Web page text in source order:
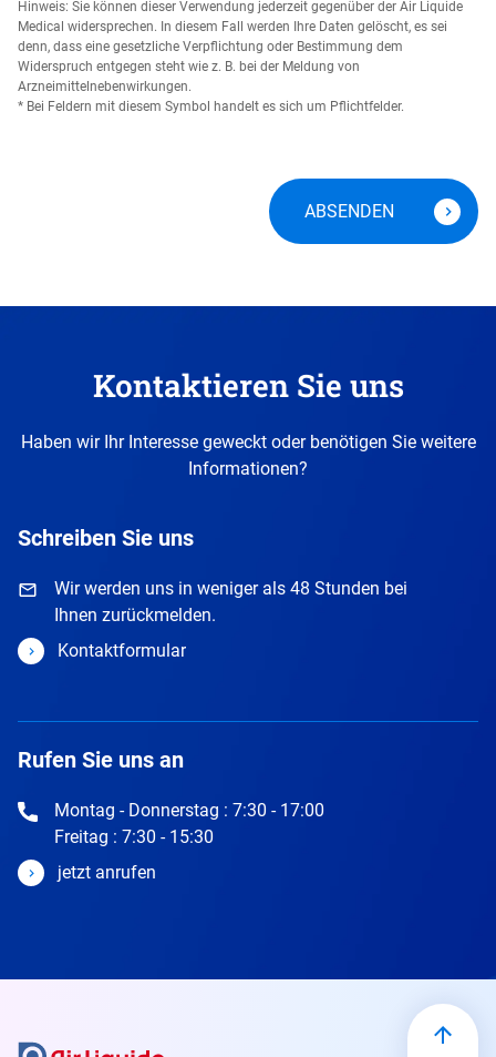
Hinweis: Sie können dieser Verwendung jederzeit gegenüber der Air Liquide
Medical widersprechen. In diesem Fall werden Ihre Daten gelöscht, es sei
denn, dass eine gesetzliche Verpflichtung oder Bestimmung dem
Widerspruch entgegen steht wie z. B. bei der Meldung von
Arzneimittelnebenwirkungen.
* Bei Feldern mit diesem Symbol handelt es sich um Pflichtfelder.
Kontaktieren Sie uns
Haben wir Ihr Interesse geweckt oder benötigen Sie weitere
Informationen?
Schreiben Sie uns
Wir werden uns in weniger als 48 Stunden bei
Ihnen zurückmelden.
Kontaktformular
Rufen Sie uns an
Montag - Donnerstag : 7:30 - 17:00
Freitag : 7:30 - 15:30
jetzt anrufen